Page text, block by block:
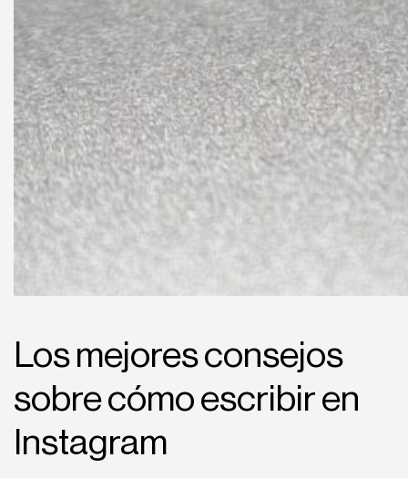
Los mejores consejos
sobre cómo escribir en
Instagram